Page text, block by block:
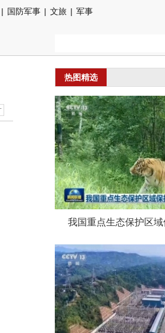
| 国防军事 | 文旅 | 军事
热图精选
我国重点生态保护区